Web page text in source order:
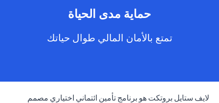
حماية مدى الحياة
تمتع بالأمان المالي طوال حياتك
لايف ستايل بروتكت هو برنامج تأمين ائتماني اختياري مصمم